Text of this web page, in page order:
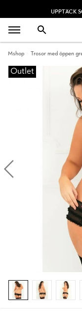
UPPTÄCK
Mshop Trosor med öppen
Outlet